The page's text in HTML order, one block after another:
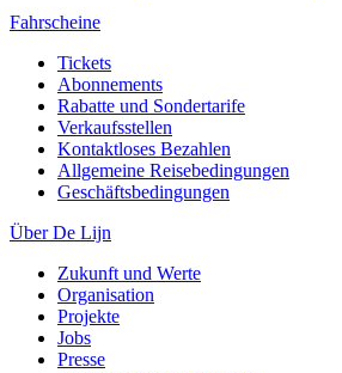
Fahrscheine
Tickets
Abonnements
Rabatte und Sondertarife
Verkaufsstellen
Kontaktloses Bezahlen
Allgemeine Reisebedingungen
Geschäftsbedingungen
Über De Lijn
Zukunft und Werte
Organisation
Projekte
Jobs
Presse